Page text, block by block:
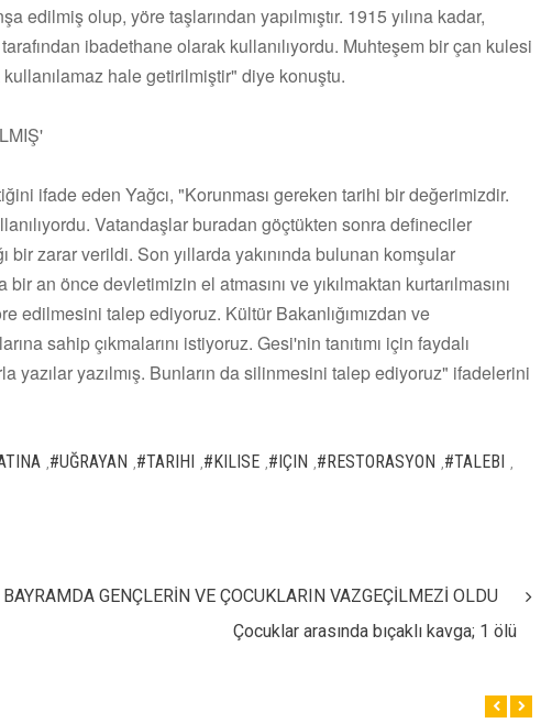
edilmiş olup, yöre taşlarından yapılmıştır. 1915 yılına kadar,
ibadethane olarak kullanılıyordu. Muhteşem bir çan kulesi
kullanılamaz hale getirilmiştir" diye konuştu.
ifade eden Yağcı, "Korunması gereken tarihi bir değerimizdir.
Vatandaşlar buradan göçtükten sonra defineciler
bir zarar verildi. Son yıllarda yakınında bulunan komşular
an önce devletimizin el atmasını ve yıkılmaktan kurtarılmasını
edilmesini talep ediyoruz. Kültür Bakanlığımızdan ve
sahip çıkmalarını istiyoruz. Gesi'nin tanıtımı için faydalı
yazılar yazılmış. Bunların da silinmesini talep ediyoruz" ifadelerini
#UĞRAYAN #TARIHI #KILISE #IÇIN #RESTORASYON #TALEBI
GENÇLERİN VE ÇOCUKLARIN VAZGEÇİLMEZİ OLDU
Çocuklar arasında bıçaklı kavga; 1 ölü